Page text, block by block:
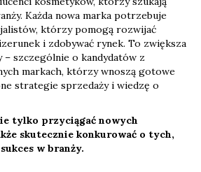
Każda nowa marka potrzebuje
którzy pomogą rozwijać
i zdobywać rynek. To zwiększa
szczególnie o kandydatów z
markach, którzy wnoszą gotowe
strategie sprzedaży i wiedzę o
tylko przyciągać nowych
skutecznie konkurować o tych,
w branży.